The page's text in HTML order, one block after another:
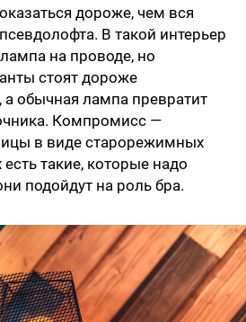
дороже, чем вся
В такой интерь­ер
на проводе, но
стоят дороже
а обычная лампа превратит
Компромисс —
в виде старорежимных
такие, которые надо
подойдут на роль бра.